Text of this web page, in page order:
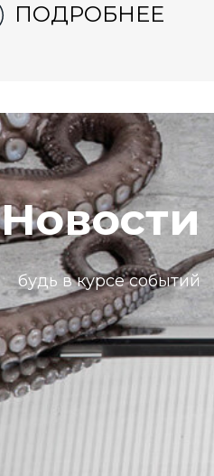
ПОДРОБНЕЕ
Новости
будь в курсе событий